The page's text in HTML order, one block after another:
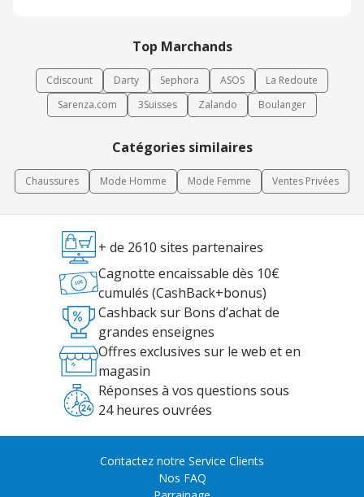
Top Marchands
Cdiscount Darty Sephora ASOS
La Redoute
Sarenza.com
3Suisses Zalando Boulanger
Catégories similaires
Chaussures Mode Homme Mode Femme Ventes Privées
+ de 2610 sites partenaires
Cagnotte encaissable dès 10€
cumulés (CashBack+bonus)
Cashback sur Bons d’achat de
grandes enseignes
Offres exclusives sur le web et en
magasin
Réponses à vos questions sous
24 heures ouvrées
Contactez notre Service Clients
Nos FAQ